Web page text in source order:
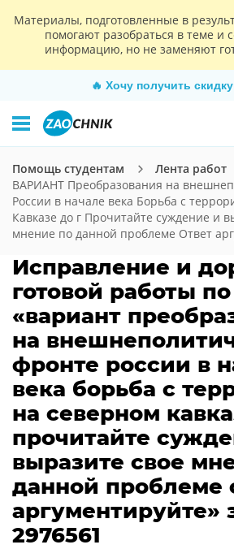
Материалы, подготовленные в
помогают разобраться в теме и
информацию, но не заменяют
🔥 Хочу получить
Помощь студентам
Лента работ
ВАРИАНТ Преобразования на
России в начале века Борьба с
Кавказе до г Прочитайте суждение и
мнение по данной проблеме Ответ
Исправление и
готовой работы
«вариант
на
фронте россии в
века борьба с
на северном
прочитайте
выразите свое
данной проблеме
аргументируйте»
2976561